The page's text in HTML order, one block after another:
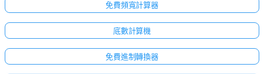
免費頻寬計算器
底數計算機
免費進制轉換器